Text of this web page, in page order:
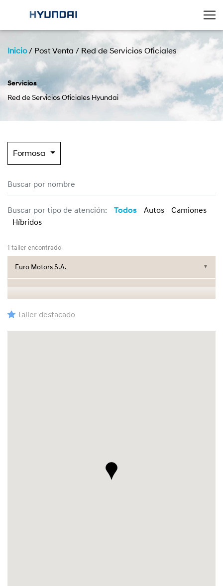
Inicio/ Post Venta / Red de Servicios Oficiales
Servicios
Red de Servicios Oficiales Hyundai
Formosa
Buscar por tipo de atención: Todos Autos
Camiones
Híbridos
1 taller encontrado
Euro Motors S.A. ▼
Taller destacado